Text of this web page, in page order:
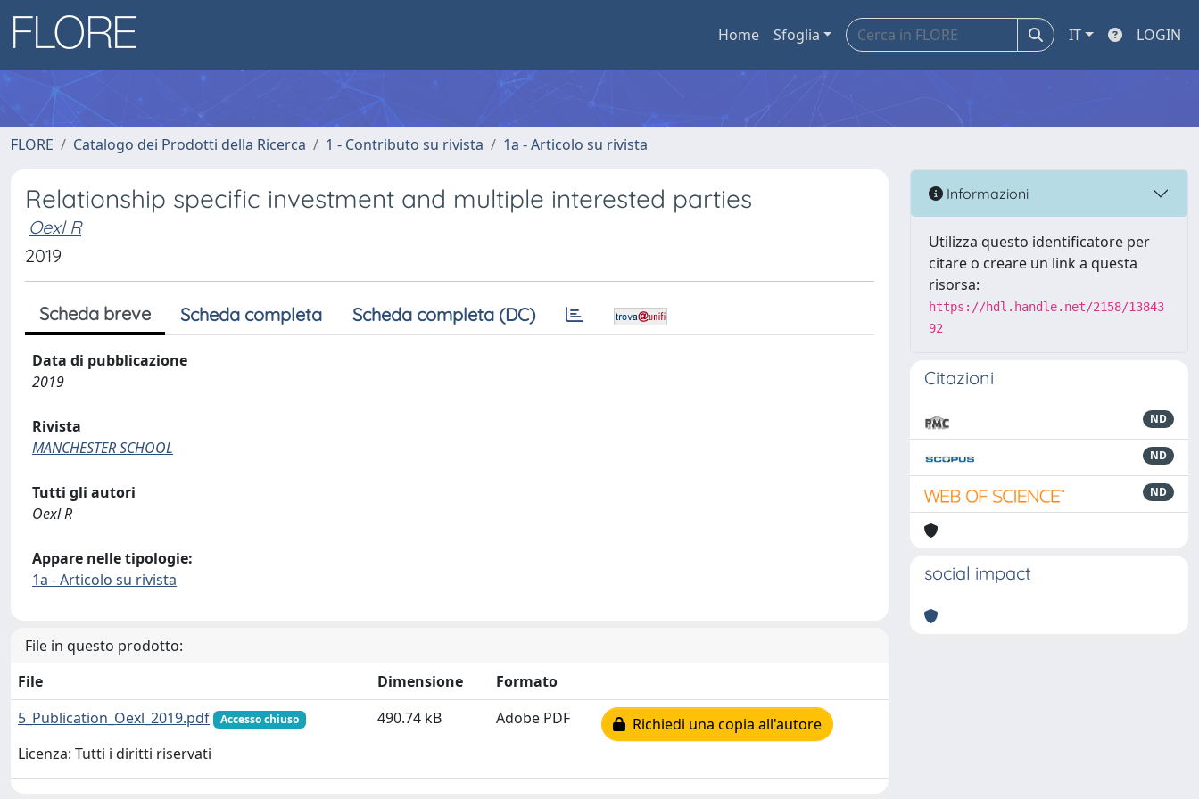
Home Sfoglia IT LOGIN
FLORE Catalogo dei Prodotti della Ricerca 1 - Contributo su rivista 1a - Articolo su rivista
Relationship specific investment and multiple interested parties
Oexl R
2019
Scheda breve Scheda completa Scheda completa (DC)
Data di pubblicazione
2019
Rivista
MANCHESTER SCHOOL
Tutti gli autori
Oexl R
Appare nelle tipologie:
1a - Articolo su rivista
File in questo prodotto:
File
Dimensione
Formato
5_Publication_Oexl_2019.pdf
Accesso chiuso
Licenza: Tutti i diritti riservati
490.74 kB Adobe PDF Richiedi una copia all'autore
Informazioni
Utilizza questo identificatore per
citare o creare un link a questa
risorsa:
https://hdl.handle.net/2158/13843
92
Citazioni
ND
ND
ND
social impact